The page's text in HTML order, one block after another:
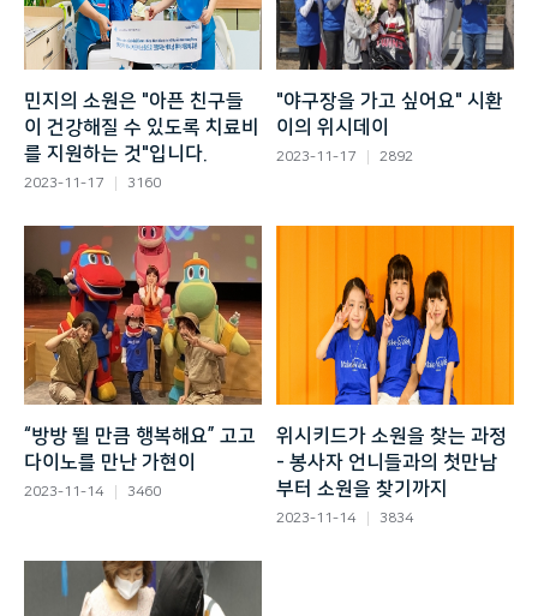
민지의 소원은 "아픈 친구들
이 건강해질 수 있도록 치료비
를 지원하는 것"입니다.
2023-11-17 3160
"야구장을 가고 싶어요" 시환
이의 위시데이
2023-11-17 2892
“방방 뛸 만큼 행복해요” 고고
다이노를 만난 가현이
2023-11-14 3460
위시키드가 소원을 찾는 과정
- 봉사자 언니들과의 첫만남
부터 소원을 찾기까지
2023-11-14 3834